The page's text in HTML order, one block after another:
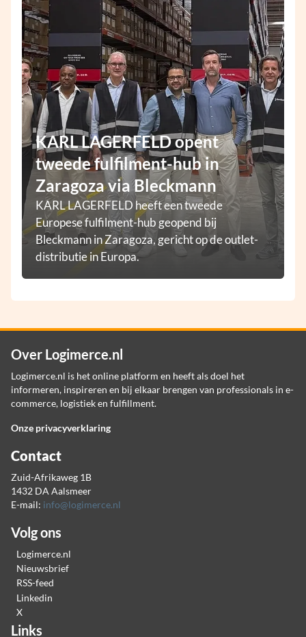
KARL LAGERFELD opent
tweede fulfilment-hub in
Zaragoza via Bleckmann
KARL LAGERFELD heeft een tweede
Europese fulfilment-hub geopend bij
Bleckmann in Zaragoza, gericht op de outlet-
distributie in Europa.
Over Logimerce.nl
Logimerce.nl is het online platform en heeft als doel het
informeren, inspireren en bij elkaar brengen van professionals in e-
commerce, logistiek en fulfillment.
Onze privacyverklaring
Contact
Zuid-Afrikaweg 1B
1432 DA Aalsmeer
E-mail: info@logimerce.nl
Volg ons
Logimerce.nl
Nieuwsbrief
RSS-feed
Linkedin
X
Links